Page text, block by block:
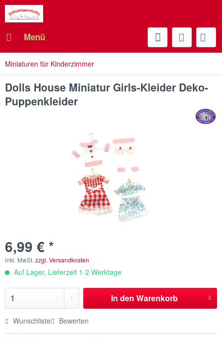
Menü
Miniaturen für Kinderzimmer
Dolls House Miniatur Girls-Kleider Deko-
Puppenkleider
6,99 € *
inkl. MwSt. zzgl. Versandkosten
Auf Lager, Lieferzeit 1-2 Werktage
In den Warenkorb
Wunschliste Bewerten